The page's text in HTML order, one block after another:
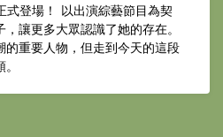
式登場！ 以出演綜藝節目為契
讓更多大眾認識了她的存在。
的重要人物，但走到今天的這段